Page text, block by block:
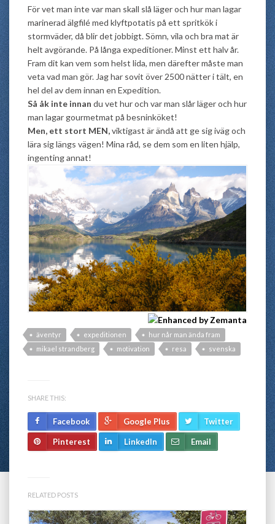
För vet man inte var man skall slå läger och hur man lagar
marinerad älgfilé med klyftpotatis på ett spritkök i
stormväder, då blir det jobbigt. Sömn, vila och bra mat är
helt avgörande. På långa expeditioner. Minst ett halv år.
Fram dit kan vem som helst lida, men därefter måste man
veta vad man gör. Jag har sovit över 2500 nätter i tält, en
hel del av dem innan en Expedition.
Så åk inte innan du vet hur och var man slår läger och hur
man lagar gourmetmat på besninköket!
Men, ett stort MEN,viktigast är ändå att ge sig iväg och
lära sig längs vägen! Mina råd, se dem som en liten hjälp,
ingenting annat!
äventyr expeditionen
hur når man ända fram
mikael strandberg
motivation resa svenska
SHARE THIS:
Facebook Google Plus Twitter
Pinterest LinkedIn Email
RELATED POSTS